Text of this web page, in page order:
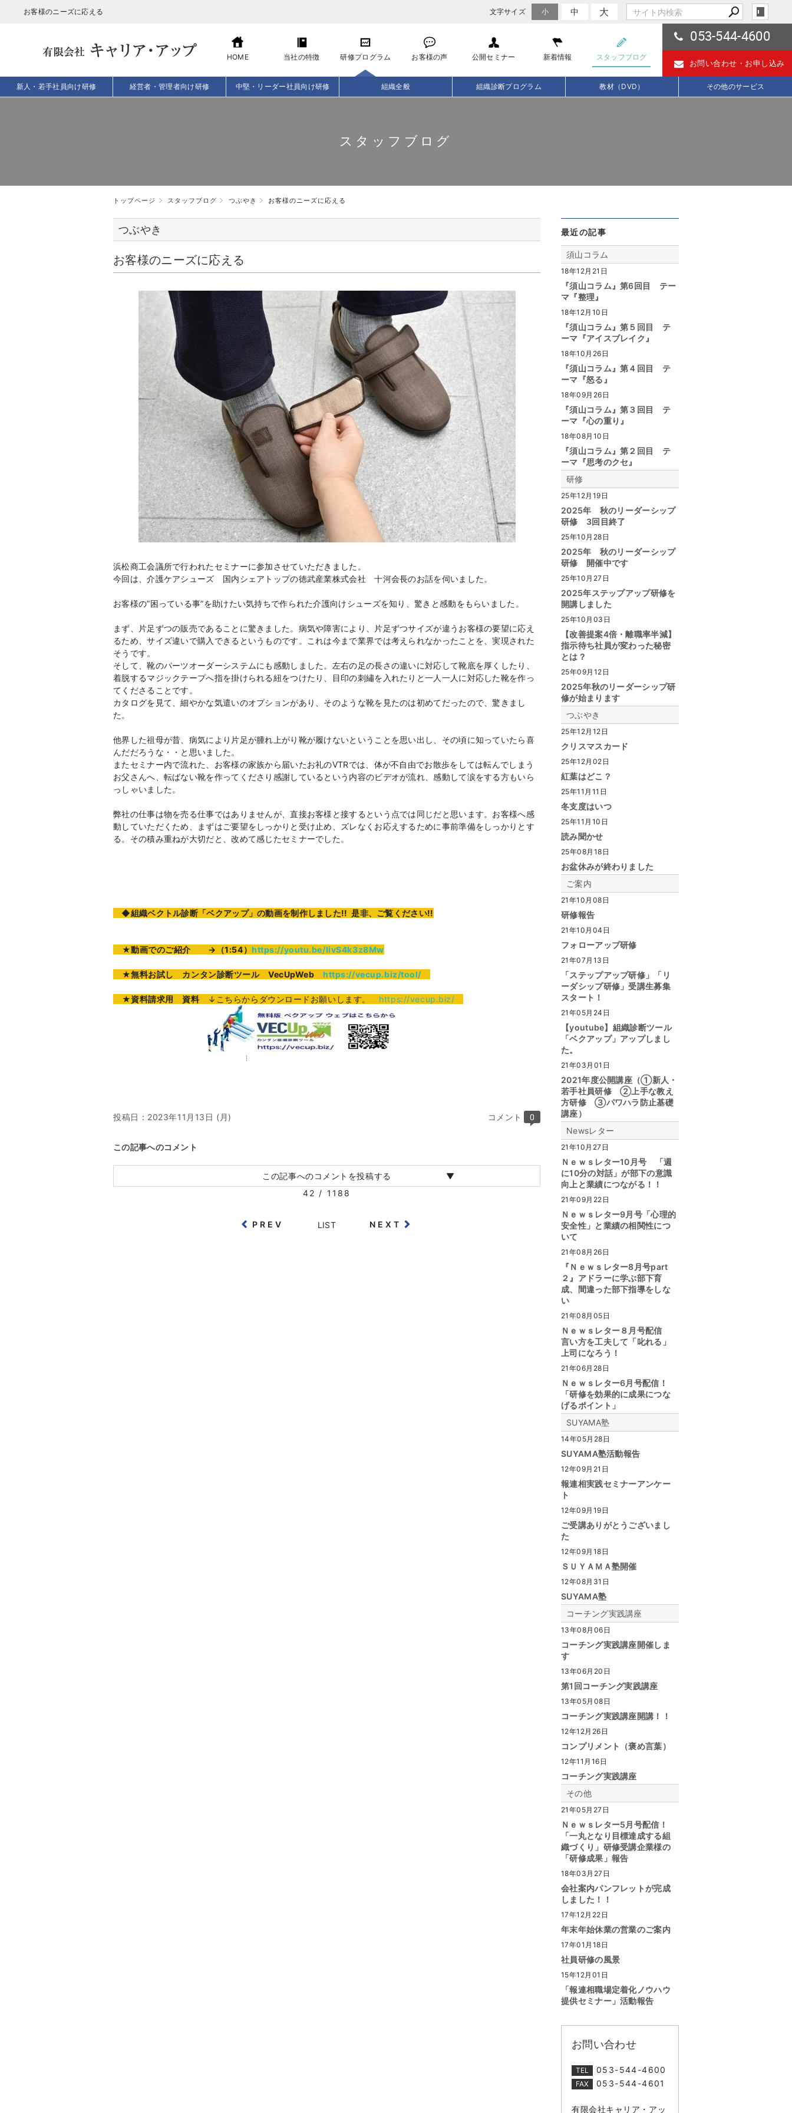
お客様のニーズに応える 文字サイズ 小 中 大
HOME 当社の特徴 研修プログラム お客様の声 公開セミナー 新着情報 スタッフブログ
053-544-4600
お問い合わせ・ お申し込み
新人・若手社員向け研修 経営者・管理者向け研修 中堅・リーダー社員向け研修 組織全般 組織診断プログラム 教材（DVD） その他のサービス
スタッフブログ
トップページ スタッフブログ つぶやき お客様のニーズに応える
つぶやき
お客様のニーズに応える
浜松商工会議所で行われたセミナーに参加させていただきました。
今回は、介護ケアシューズ 国内シェアトップの徳武産業株式会社 十河会長のお話を伺いました。
お客様の”困っている事”を助けたい気持ちで作られた介護向けシューズを知り、驚きと感動をもらいました。
まず、片足ずつの販売であることに驚きました。病気や障害により、片足ずつサイズが違うお客様の要望に応え
るため、サイズ違いで購入できるというものです。これは今まで業界では考えられなかったことを、実現された
そうです。
そして、靴のパーツオーダーシステムにも感動しました。左右の足の長さの違いに対応して靴底を厚くしたり、
着脱するマジックテープへ指を掛けられる紐をつけたり、目印の刺繡を入れたりと一人一人に対応した靴を作っ
てくださることです。
カタログを見て、細やかな気遣いのオプションがあり、そのような靴を見たのは初めてだったので、驚きまし
た。
他界した祖母が昔、病気により片足が腫れ上がり靴が履けないということを思い出し、その頃に知っていたら喜
んだだろうな・・と思いました。
またセミナー内で流れた、お客様の家族から届いたお礼のVTRでは、体が不自由でお散歩をしては転んでしまう
お父さんへ、転ばない靴を作ってくださり感謝しているという内容のビデオが流れ、感動して涙をする方もいら
っしゃいました。
弊社の仕事は物を売る仕事ではありませんが、直接お客様と接するという点では同じだと思います。お客様へ感
動していただくため、まずはご要望をしっかりと受け止め、ズレなくお応えするために事前準備をしっかりとす
る。その積み重ねが大切だと、改めて感じたセミナーでした。
◆組織ベクトル診断「ベクアップ」の動画を制作しました!! 是非、ご覧ください!!
★動画でのご紹介 →（1:54）https://youtu.be/IivS4k3z8Mw
★無料お試し カンタン診断ツール VecUpWebhttps://vecup.biz/tool/
★資料請求用 資料↓こちらからダウンロードお願いします。 https://vecup.biz/
投稿日： 2023年11月13日 (月) コメント 0
この記事へのコメント
この記事へのコメントを投稿する
42 / 1188
PREV LIST NEXT
最近の記事
須山コラム
18年12月21日
『須山コラム』第6回目 テー
マ『整理』
18年12月10日
『須山コラム』第５回目 テ
ーマ『アイスブレイク』
18年10月26日
『須山コラム』第４回目 テ
ーマ『怒る』
18年09月26日
『須山コラム』第３回目 テ
ーマ『心の重り』
18年08月10日
『須山コラム』第２回目 テ
ーマ『思考のクセ』
研修
25年12月19日
2025年 秋のリーダーシップ
研修 3回目終了
25年10月28日
2025年 秋のリーダーシップ
研修 開催中です
25年10月27日
2025年ステップアップ研修を
開講しました
25年10月03日
【改善提案4倍・離職率半減】
指示待ち社員が変わった秘密
とは？
25年09月12日
2025年秋のリーダーシップ研
修が始まります
つぶやき
25年12月12日
クリスマスカード
25年12月02日
紅葉はどこ？
25年11月11日
冬支度はいつ
25年11月10日
読み聞かせ
25年08月18日
お盆休みが終わりました
ご案内
21年10月08日
研修報告
21年10月04日
フォローアップ研修
21年07月13日
「ステップアップ研修」「リ
ーダシップ研修」受講生募集
スタート！
21年05月24日
【youtube】組織診断ツール
「ベクアップ」アップしまし
た。
21年03月01日
2021年度公開講座（①新人・
若手社員研修 ②上手な教え
方研修 ③パワハラ防止基礎
講座）
Newsレター
21年10月27日
Ｎｅｗｓレター10月号 「週
に10分の対話」が部下の意識
向上と業績につながる！！
21年09月22日
Ｎｅｗｓレター9月号「心理的
安全性」と業績の相関性につ
いて
21年08月26日
『Ｎｅｗｓレター8月号part
２』アドラーに学ぶ部下育
成、間違った部下指導をしな
い
21年08月05日
Ｎｅｗｓレター８月号配信
言い方を工夫して「叱れる」
上司になろう！
21年06月28日
Ｎｅｗｓレター6月号配信！
「研修を効果的に成果につな
げるポイント」
SUYAMA塾
14年05月28日
SUYAMA塾活動報告
12年09月21日
報連相実践セミナーアンケー
ト
12年09月19日
ご受講ありがとうございまし
た
12年09月18日
ＳＵＹＡＭＡ塾開催
12年08月31日
SUYAMA塾
コーチング実践講座
13年08月06日
コーチング実践講座開催しま
す
13年06月20日
第1回コーチング実践講座
13年05月08日
コーチング実践講座開講！！
12年12月26日
コンプリメント（褒め言葉）
12年11月16日
コーチング実践講座
その他
21年05月27日
Ｎｅｗｓレター5月号配信！
「一丸となり目標達成する組
織づくり」研修受講企業様の
「研修成果」報告
18年03月27日
会社案内パンフレットが完成
しました！！
17年12月22日
年末年始休業の営業のご案内
17年01月18日
社員研修の風景
15年12月01日
「報連相職場定着化ノウハウ
提供セミナー」活動報告
お問い合わせ
TEL 053-544-4600
FAX 053-544-4601
有限会社キャリア・アッ